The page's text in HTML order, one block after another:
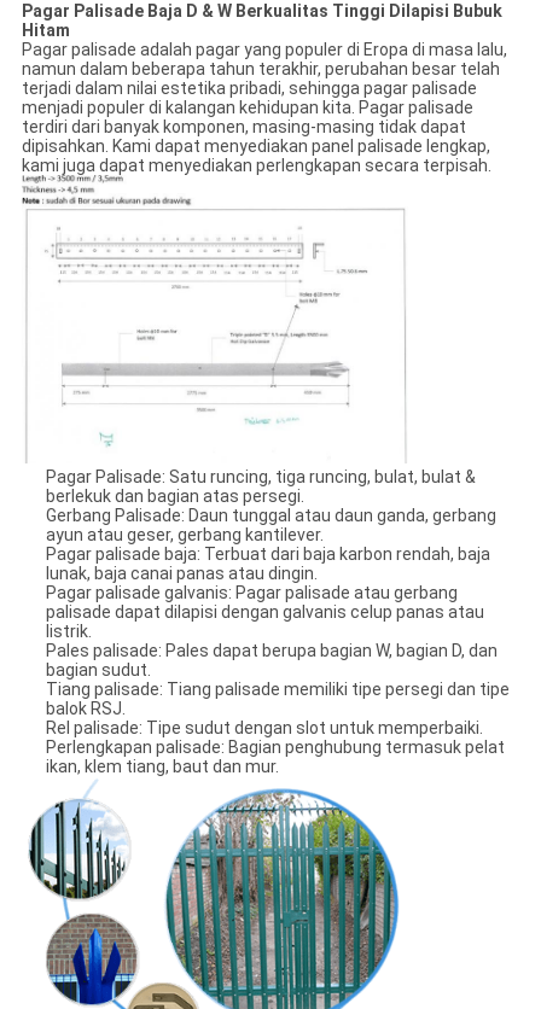
Pagar Palisade Baja D & W Berkualitas Tinggi Dilapisi Bubuk
Hitam
Pagar palisade adalah pagar yang populer di Eropa di masa lalu,
namun dalam beberapa tahun terakhir, perubahan besar telah
terjadi dalam nilai estetika pribadi, sehingga pagar palisade
menjadi populer di kalangan kehidupan kita. Pagar palisade
terdiri dari banyak komponen, masing-masing tidak dapat
dipisahkan. Kami dapat menyediakan panel palisade lengkap,
kami juga dapat menyediakan perlengkapan secara terpisah.
Pagar Palisade: Satu runcing, tiga runcing, bulat, bulat &
berlekuk dan bagian atas persegi.
Gerbang Palisade: Daun tunggal atau daun ganda, gerbang
ayun atau geser, gerbang kantilever.
Pagar palisade baja: Terbuat dari baja karbon rendah, baja
lunak, baja canai panas atau dingin.
Pagar palisade galvanis: Pagar palisade atau gerbang
palisade dapat dilapisi dengan galvanis celup panas atau
listrik.
Pales palisade: Pales dapat berupa bagian W, bagian D, dan
bagian sudut.
Tiang palisade: Tiang palisade memiliki tipe persegi dan tipe
balok RSJ.
Rel palisade: Tipe sudut dengan slot untuk memperbaiki.
Perlengkapan palisade: Bagian penghubung termasuk pelat
ikan, klem tiang, baut dan mur.